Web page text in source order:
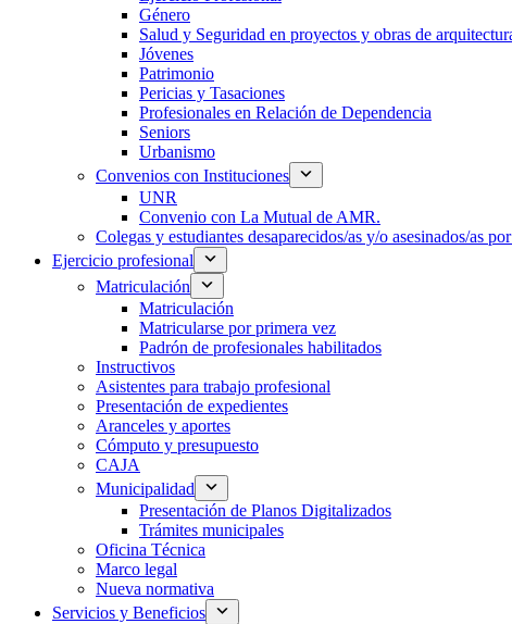
Género
Salud y Seguridad en proyectos y obras de
Jóvenes
Patrimonio
Pericias y Tasaciones
Profesionales en Relación de Dependencia
Seniors
Urbanismo
Convenios con Instituciones
UNR
Convenio con La Mutual de AMR.
Colegas y estudiantes desaparecidos/as y/o asesinados/as
Ejercicio profesional
Matriculación
Matriculación
Matricularse por primera vez
Padrón de profesionales habilitados
Instructivos
Asistentes para trabajo profesional
Presentación de expedientes
Aranceles y aportes
Cómputo y presupuesto
CAJA
Municipalidad
Presentación de Planos Digitalizados
Trámites municipales
Oficina Técnica
Marco legal
Nueva normativa
Servicios y Beneficios